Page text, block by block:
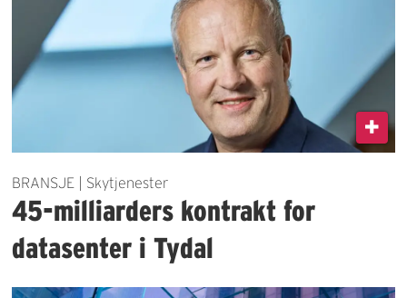
BRANSJE | Skytjenester
45-milliarders kontrakt for
datasenter i Tydal